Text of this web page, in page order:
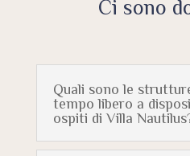
Ci sono
Quali sono le
tempo libero a
ospiti di Villa